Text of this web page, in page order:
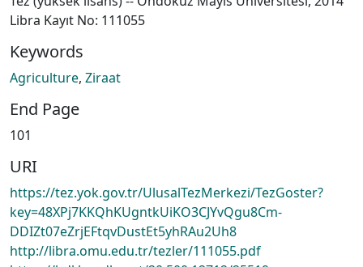
Libra Kayıt No: 111055
Keywords
Agriculture, Ziraat
End Page
101
URI
https://tez.yok.gov.tr/UlusalTezMerkezi/TezGoster?
key=48XPj7KKQhKUgntkUiKO3CJYvQgu8Cm-
DDIZt07eZrjEFtqvDustEt5yhRAu2Uh8
http://libra.omu.edu.tr/tezler/111055.pdf